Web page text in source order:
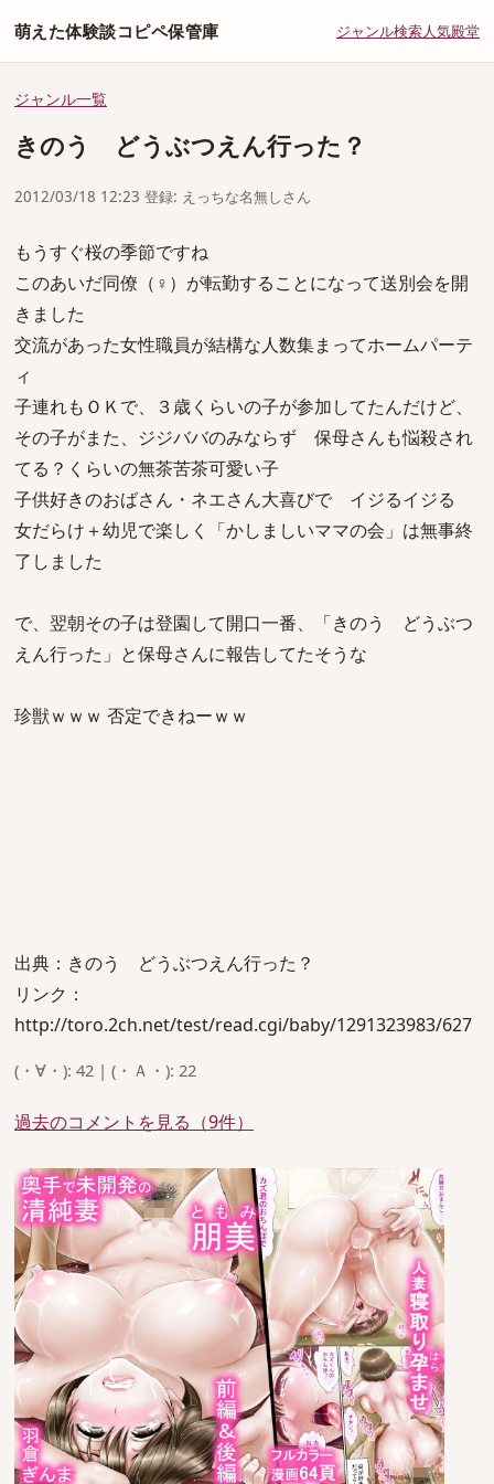
萌えた体験談コピペ保管庫 ジャンル検索人気殿堂
ジャンル一覧
きのう どうぶつえん行った？
2012/03/18 12:23 登録: えっちな名無しさん
もうすぐ桜の季節ですね
このあいだ同僚（♀）が転勤することになって送別会を開
きました
交流があった女性職員が結構な人数集まってホームパーテ
ィ
子連れもＯＫで、３歳くらいの子が参加してたんだけど、
その子がまた、ジジババのみならず 保母さんも悩殺され
てる？くらいの無茶苦茶可愛い子
子供好きのおばさん・ネエさん大喜びで イジるイジる
女だらけ＋幼児で楽しく「かしましいママの会」は無事終
了しました
で、翌朝その子は登園して開口一番、「きのう どうぶつ
えん行った」と保母さんに報告してたそうな
珍獣ｗｗｗ 否定できねーｗｗ
出典：きのう どうぶつえん行った？
リンク：
http://toro.2ch.net/test/read.cgi/baby/1291323983/627
(・∀・): 42 | (・Ａ・): 22
過去のコメントを見る（9件）